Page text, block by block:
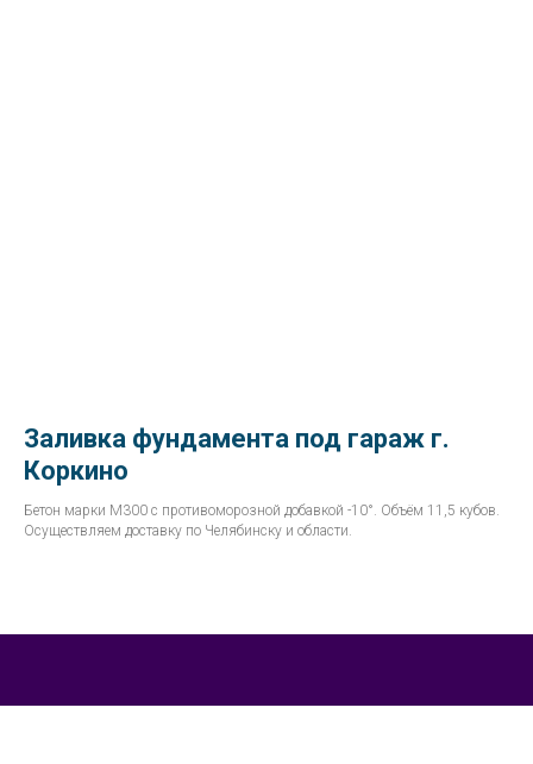
Заливка фундамента под гараж г.
Коркино
Бетон марки М300 с противоморозной добавкой -10°. Объём 11,5 кубов.
Осуществляем доставку по Челябинску и области.